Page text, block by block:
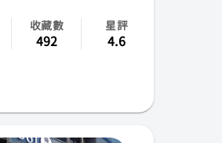
收藏數
492
星評
4.6